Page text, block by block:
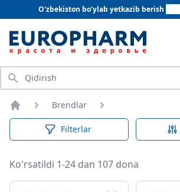
O'zbekiston bo'ylab yetkazib berish
Qidirish
Bosh sahifa
Brendlar
Filterlar
Ko'rsatildi 1-24 dan 107 dona